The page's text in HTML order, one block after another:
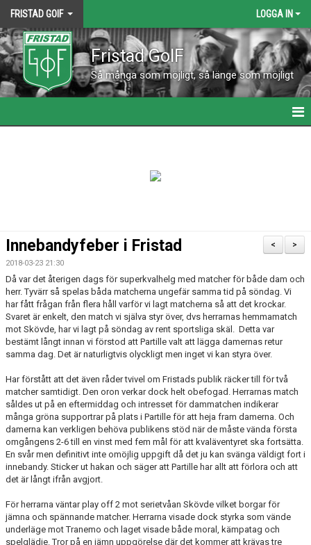
FRISTAD GOIF LOGGA IN
Fristad GoIF
Så många som möjligt, så länge som möjligt
VÅRA LAG
MATCHER
SISU
STÖDJANDE MEDLEM
BILDGALLERI
>
<
Innebandyfeber i Fristad
2018-03-23 21:30
Då var det återigen dags för superkvalhelg med matcher för både dam och
herr. Tyvärr så spelas båda matcherna ungefär samma tid på söndag. Vi
har fått frågan från flera håll varför vi lagt matcherna så att det krockar.
Svaret är enkelt, den match vi själva styr över, dvs herrarnas hemmamatch
mot Skövde, har vi lagt på söndag av rent sportsliga skäl. Detta var
bestämt långt innan vi förstod att Partille valt att lägga damernas retur
samma dag. Det är naturligtvis olyckligt men inget vi kan styra över.
Har förstått att det även råder tvivel om Fristads publik räcker till för två
matcher samtidigt. Den oron verkar dock helt obefogad. Herrarnas match
såldes ut på en eftermiddag och intresset för dammatchen indikerar
många gröna supportrar på plats i Partille för att heja fram damerna. Och
damerna kan verkligen behöva publikens stöd när de måste vända första
omgångens 2-6 till en vinst med fem mål för att kvaläventyret ska fortsätta.
En svår men definitivt inte omöjlig uppgift då det ju kan svänga väldigt fort i
innebandy. Sticker ut hakan och säger att Partille har allt att förlora och att
det är långt ifrån avgjort.
För herrarna väntar play off 2 mot serietvåan Skövde vilket borgar för
jämna och spännande matcher. Herrarna visade dock styrka som vände
underläge mot Tranemo och laget visade både moral, kämpatag och
spelglädje. Tror på en jämn uppgörelse där det kommer att krävas tre